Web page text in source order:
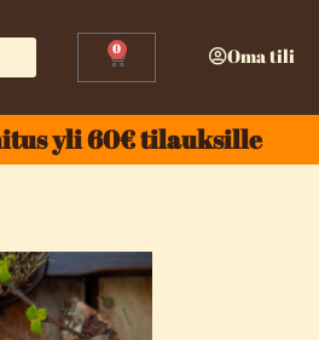
0 Oma tili
yli 60€ tilauksille